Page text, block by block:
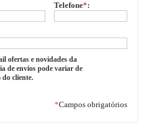
Telefone*:
ofertas e novidades da
de envios pode variar de
do cliente.
*Campos obrigatórios